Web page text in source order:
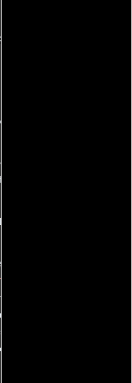
Jones
maquillaje
supervisor) y
de peluqueros)
de musica
música),
Folk
editor (as Doug Lackey)),
/ music mixer),
/ composer: additional
additional music (u))